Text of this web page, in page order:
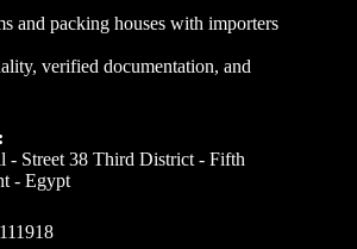
and packing houses with importers
verified documentation, and
- Street 38 Third District - Fifth
- Egypt